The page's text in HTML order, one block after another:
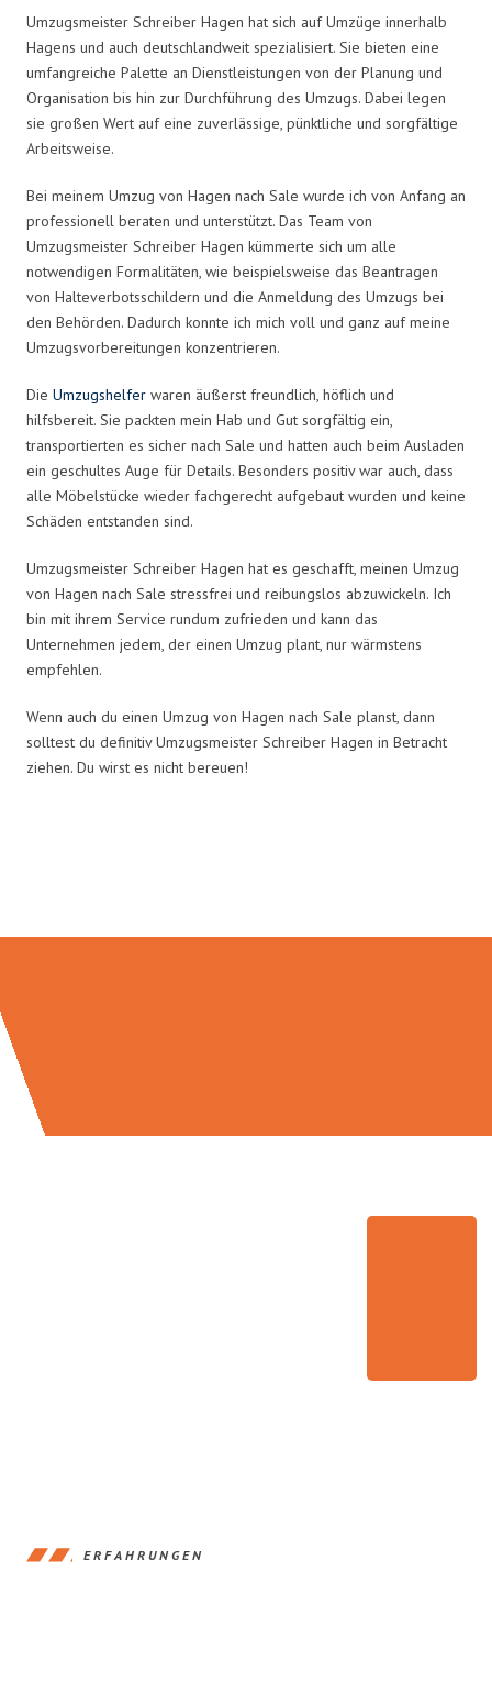
Umzugsmeister Schreiber Hagen hat sich auf Umzüge innerhalb
Hagens und auch deutschlandweit spezialisiert. Sie bieten eine
umfangreiche Palette an Dienstleistungen von der Planung und
Organisation bis hin zur Durchführung des Umzugs. Dabei legen
sie großen Wert auf eine zuverlässige, pünktliche und sorgfältige
Arbeitsweise.
Bei meinem Umzug von Hagen nach Sale wurde ich von Anfang an
professionell beraten und unterstützt. Das Team von
Umzugsmeister Schreiber Hagen kümmerte sich um alle
notwendigen Formalitäten, wie beispielsweise das Beantragen
von Halteverbotsschildern und die Anmeldung des Umzugs bei
den Behörden. Dadurch konnte ich mich voll und ganz auf meine
Umzugsvorbereitungen konzentrieren.
Die Umzugshelfer waren äußerst freundlich, höflich und
hilfsbereit. Sie packten mein Hab und Gut sorgfältig ein,
transportierten es sicher nach Sale und hatten auch beim Ausladen
ein geschultes Auge für Details. Besonders positiv war auch, dass
alle Möbelstücke wieder fachgerecht aufgebaut wurden und keine
Schäden entstanden sind.
Umzugsmeister Schreiber Hagen hat es geschafft, meinen Umzug
von Hagen nach Sale stressfrei und reibungslos abzuwickeln. Ich
bin mit ihrem Service rundum zufrieden und kann das
Unternehmen jedem, der einen Umzug plant, nur wärmstens
empfehlen.
Wenn auch du einen Umzug von Hagen nach Sale planst, dann
solltest du definitiv Umzugsmeister Schreiber Hagen in Betracht
ziehen. Du wirst es nicht bereuen!
ERFAHRUNGEN